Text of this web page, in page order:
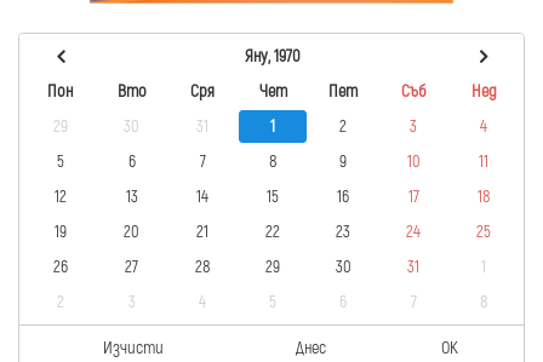
Яну, 1970
Пон
Вто Сря Чет Пет Съб
Нед
29
30 31 1 2 3
4
5
6 7 8 9 10
11
12
13 14 15 16 17
18
19
20 21 22 23 24
25
26
27 28 29 30 31
1
2
3 4 5 6 7 8
Изчисти Днес OK